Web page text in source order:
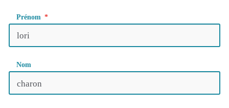
Prénom
Nom